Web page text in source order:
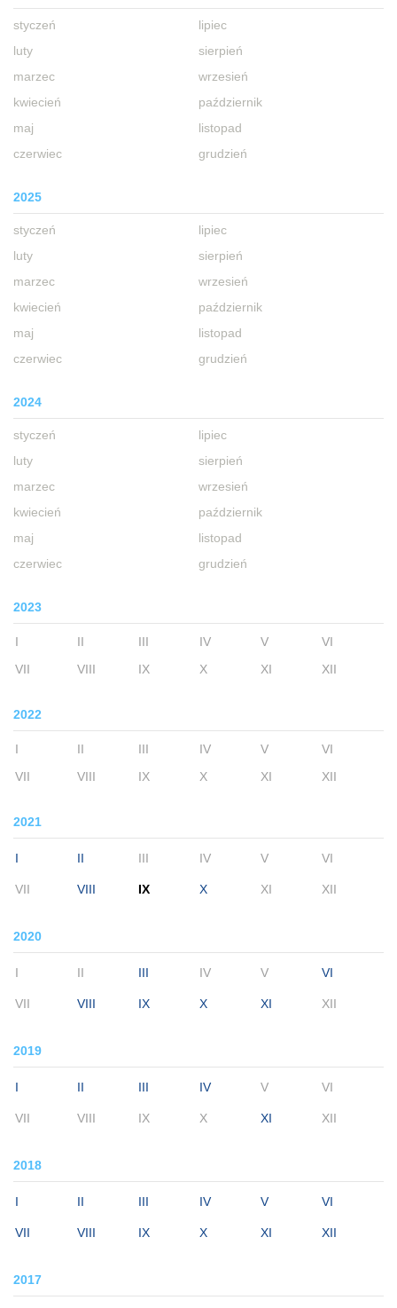
styczeń
luty
marzec
kwiecień
maj
czerwiec
lipiec
sierpień
wrzesień
październik
listopad
grudzień
2025
styczeń
luty
marzec
kwiecień
maj
czerwiec
lipiec
sierpień
wrzesień
październik
listopad
grudzień
2024
styczeń
luty
marzec
kwiecień
maj
czerwiec
lipiec
sierpień
wrzesień
październik
listopad
grudzień
2023
I II III IV V
VI
VII
VIII IX X XI XII
2022
I II III IV V
VI
VII
VIII IX X XI XII
2021
I II III IV V VI
VII VIII IX X XI XII
2020
I II III IV V VI
VII VIII IX X XI XII
2019
I II III IV V VI
VII VIII IX X XI XII
2018
I II III IV V VI
VII VIII IX X XI XII
2017